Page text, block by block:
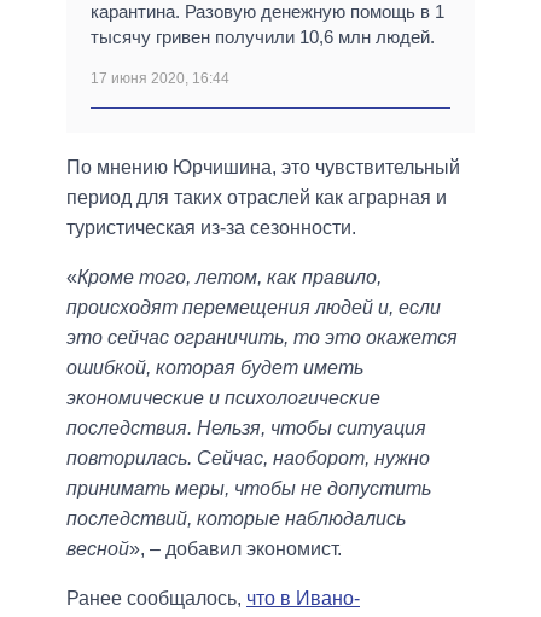
карантина. Разовую денежную помощь в 1
тысячу гривен получили 10,6 млн людей.
17 июня 2020, 16:44
По мнению Юрчишина, это чувствительный
период для таких отраслей как аграрная и
туристическая из-за сезонности.
«Кроме того, летом, как правило,
происходят перемещения людей и, если
это сейчас ограничить, то это окажется
ошибкой, которая будет иметь
экономические и психологические
последствия. Нельзя, чтобы ситуация
повторилась. Сейчас, наоборот, нужно
принимать меры, чтобы не допустить
последствий, которые наблюдались
весной», – добавил экономист.
Ранее сообщалось, что в Ивано-